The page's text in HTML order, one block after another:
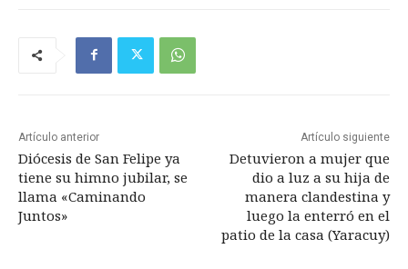
Artículo anterior
Diócesis de San Felipe ya
tiene su himno jubilar, se
llama «Caminando
Juntos»
Artículo siguiente
Detuvieron a mujer que
dio a luz a su hija de
manera clandestina y
luego la enterró en el
patio de la casa (Yaracuy)